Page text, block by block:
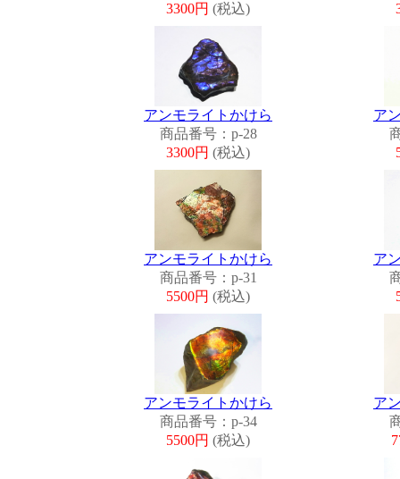
3300円 (税込)
アンモライトかけら
商品番号：p-28
3300円 (税込)
ア
アンモライトかけら
商品番号：p-31
5500円 (税込)
ア
アンモライトかけら
商品番号：p-34
5500円 (税込)
ア